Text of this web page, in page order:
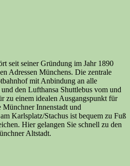
seit seiner Gründung im Jahr 1890
Adressen Münchens. Die zentrale
mit Anbindung an alle
den Lufthansa Shuttlebus vom und
zu einem idealen Ausgangspunkt für
Innenstadt und
Karlsplatz/Stachus ist bequem zu Fuß
Hier gelangen Sie schnell zu den
Altstadt.